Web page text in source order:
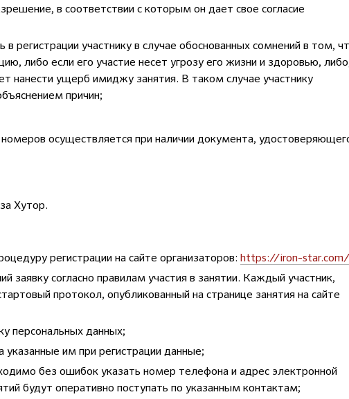
в соответствии с которым он дает свое согласие
регистрации участнику в случае обоснованных сомнений в том,
либо если его участие несет угрозу его жизни и здоровью,
нанести ущерб имиджу занятия. В таком случае участнику
причин;
осуществляется при наличии документа,
Хутор.
регистрации на сайте организаторов: https://iron-star.com/
заявку согласно правилам участия в занятии. Каждый участник,
протокол, опубликованный на странице занятия на сайте
персональных данных;
указанные им при регистрации данные;
без ошибок указать номер телефона и адрес электронной
будут оперативно поступать по указанным контактам;